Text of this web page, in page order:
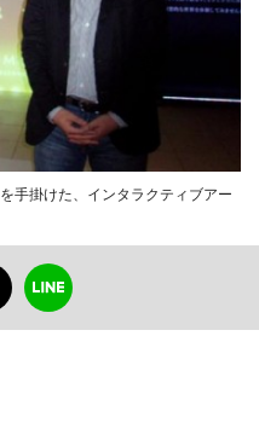
を手掛けた、インタラクティブアー